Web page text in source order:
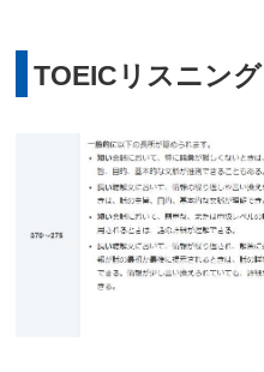
TOEICリスニング